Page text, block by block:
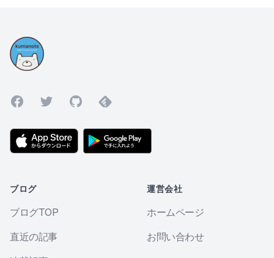
FacebookTwitterGitHubFeedly
ブログ
ブログTOP
直近の記事
運営会社
ホームページ
お問い合わせ